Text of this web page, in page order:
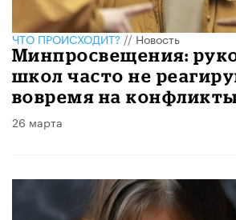
ЧТО ПРОИСХОДИТ?//Новость
Минпросвещения:
школ часто не
вовремя на
26 марта